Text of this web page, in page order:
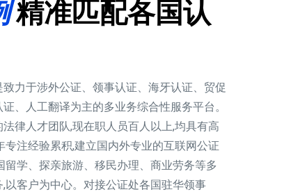
精准匹配各国认
力于涉外公证、领事认证、海牙认证、贸促
、人工翻译为主的多业务综合性服务平台。
律人才团队,现在职人员百人以上,均具有高
注经验累积,建立国内外专业的互联网公证
学、探亲旅游、移民办理、商业劳务等多
以客户为中心。对接公证处各国驻华领事